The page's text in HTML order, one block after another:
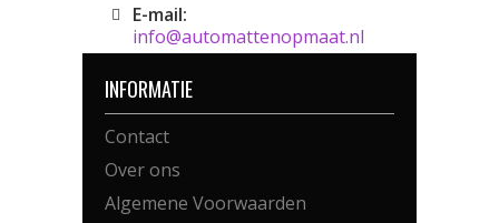
E-mail:
info@automattenopmaat.nl
INFORMATIE
Contact
Over ons
Algemene Voorwaarden